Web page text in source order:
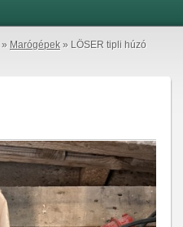
» Marógépek » LÖSER tipli húzó